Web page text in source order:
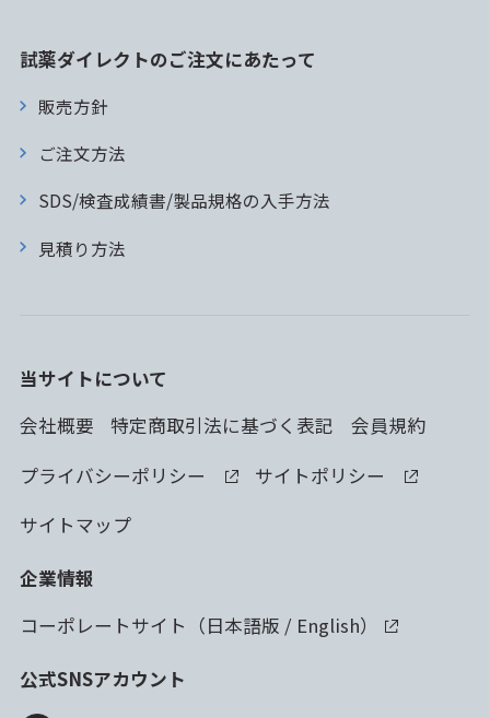
試薬ダイレクトのご注文にあたって
販売方針
ご注文方法
SDS/検査成績書/製品規格の入手方法
見積り方法
当サイトについて
会社概要
特定商取引法に基づく表記
会員規約
プライバシーポリシー
サイトポリシー
サイトマップ
企業情報
コーポレートサイト（日本語版 / English）
公式SNSアカウント